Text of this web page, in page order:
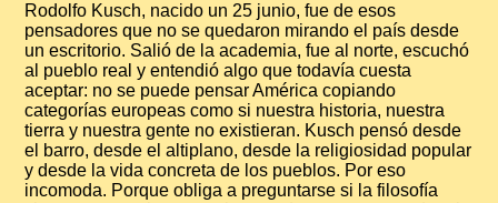
Rodolfo Kusch, nacido un 25 junio, fue de esos
pensadores que no se quedaron mirando el país desde
un escritorio. Salió de la academia, fue al norte, escuchó
al pueblo real y entendió algo que todavía cuesta
aceptar: no se puede pensar América copiando
categorías europeas como si nuestra historia, nuestra
tierra y nuestra gente no existieran. Kusch pensó desde
el barro, desde el altiplano, desde la religiosidad popular
y desde la vida concreta de los pueblos. Por eso
incomoda. Porque obliga a preguntarse si la filosofía